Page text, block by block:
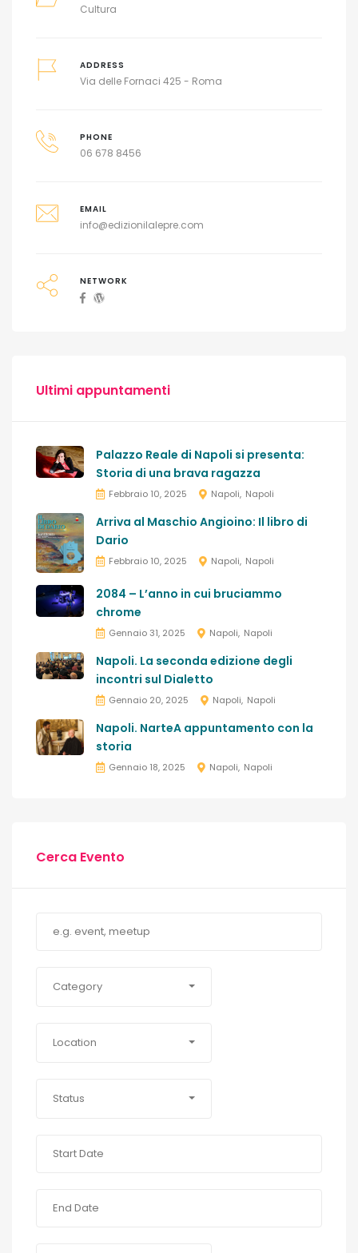
Cultura
ADDRESS
Via delle Fornaci 425 - Roma
PHONE
06 678 8456
EMAIL
info@edizionilalepre.com
NETWORK
Ultimi appuntamenti
Palazzo Reale di Napoli si presenta:
Storia di una brava ragazza
Febbraio 10, 2025 Napoli Napoli
Arriva al Maschio Angioino: Il libro di
Dario
Febbraio 10, 2025 Napoli Napoli
2084 – L’anno in cui bruciammo
chrome
Gennaio 31, 2025 Napoli Napoli
Napoli. La seconda edizione degli
incontri sul Dialetto
Gennaio 20, 2025 Napoli Napoli
Napoli. NarteA appuntamento con la
storia
Gennaio 18, 2025 Napoli Napoli
Cerca Evento
Category
Location
Status